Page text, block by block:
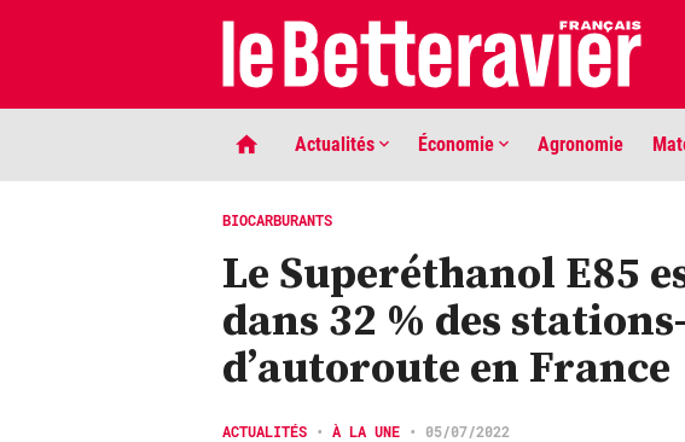
Actualités Économie Agronomie
LIGNE DE MIRE
BIOCARBURANTS
Le Superéthanol E85
dans 32 % des
d’autoroute en France
ACTUALITÉS • À LA UNE • 05/07/2022